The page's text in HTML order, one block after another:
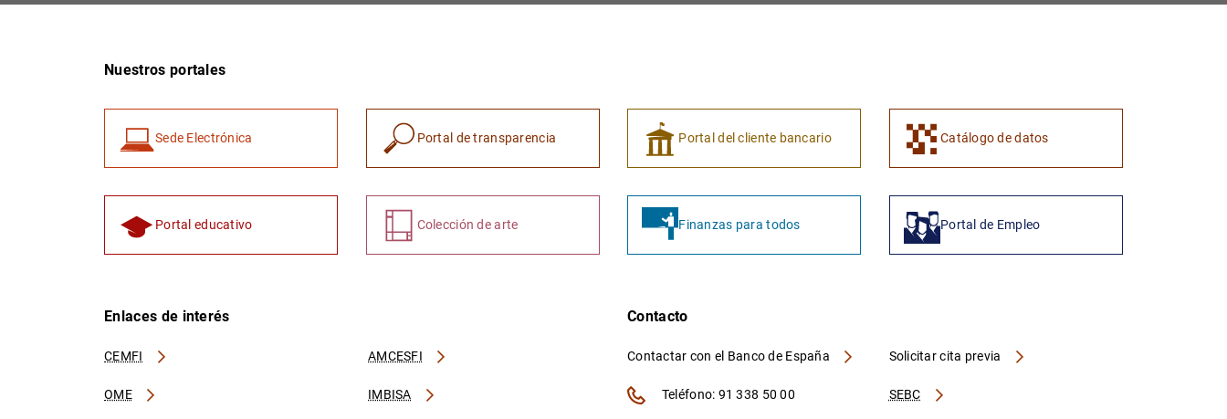
Nuestros portales
Sede Electrónica Portal de transparencia Portal del cliente bancario Catálogo de datos
Portal educativo Colección de arte Finanzas para todos Portal de Empleo
Enlaces de interés
CEMFI AMCESFI
OME IMBISA
Contacto
Contactar con el Banco de España
SEBC
Solicitar cita previa
Teléfono: 91 338 50 00